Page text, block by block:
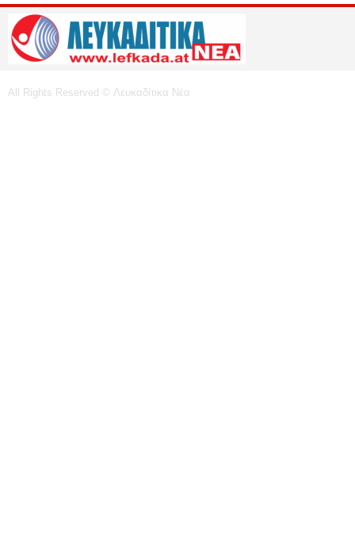
All Rights Reserved © Λευκαδίτικα Νέα